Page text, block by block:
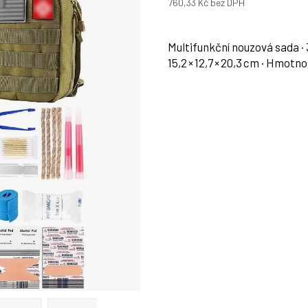
760,33 Kč bez DPH
Multifunkční nouzová sada
15,2 × 12,7 × 20,3 cm ·